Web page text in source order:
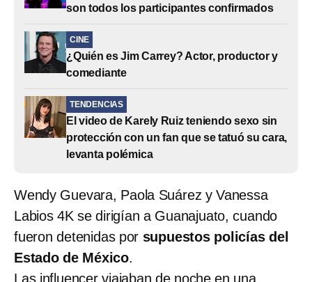
son todos los participantes confirmados
CINE
¿Quién es Jim Carrey? Actor, productor y
comediante
TENDENCIAS
El video de Karely Ruiz teniendo sexo sin
protección con un fan que se tatuó su cara,
levanta polémica
Wendy Guevara, Paola Suárez y Vanessa
Labios 4K se dirigían a Guanajuato, cuando
fueron detenidas por supuestos policías del
Estado de México.
Las influencer viajaban de noche en una